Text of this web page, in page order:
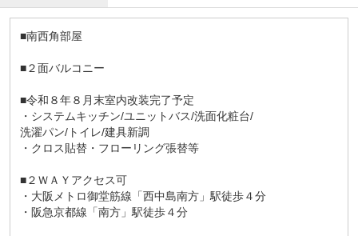
■南西角部屋
■２面バルコニー
■令和８年８月末室内改装完了予定
・システムキッチン/ユニットバス/洗面化粧台/
洗濯パン/トイレ/建具新調
・クロス貼替・フローリング張替等
■２ＷＡＹアクセス可
・大阪メトロ御堂筋線「西中島南方」駅徒歩４分
・阪急京都線「南方」駅徒歩４分